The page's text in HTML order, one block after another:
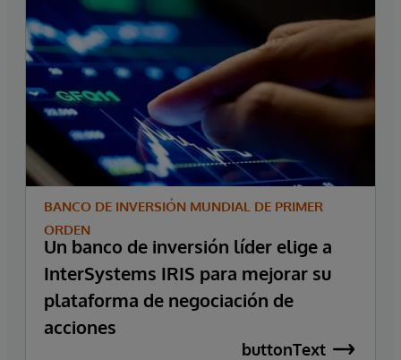
BANCO DE INVERSIÓN MUNDIAL DE PRIMER
ORDEN
Un banco de inversión líder elige a
InterSystems IRIS para mejorar su
plataforma de negociación de
acciones
buttonText